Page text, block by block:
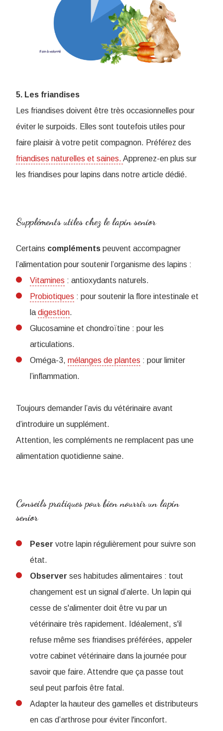
5. Les friandises
Les friandises doivent être très occasionnelles pour
éviter le surpoids. Elles sont toutefois utiles pour
faire plaisir à votre petit compagnon. Préférez des
friandises naturelles et saines. Apprenez-en plus sur
les friandises pour lapins dans notre article dédié.
Suppléments utiles chez le lapin senior
Certains compléments peuvent accompagner
l’alimentation pour soutenir l’organisme des lapins :
Vitamines : antioxydants naturels.
Probiotiques : pour soutenir la flore intestinale et
la digestion.
Glucosamine et chondroïtine : pour les
articulations.
Oméga-3, mélanges de plantes : pour limiter
l’inflammation.
Toujours demander l’avis du vétérinaire avant
d’introduire un supplément.
Attention, les compléments ne remplacent pas une
alimentation quotidienne saine.
Conseils pratiques pour bien nourrir un lapin
senior
Peser votre lapin régulièrement pour suivre son
état.
Observer ses habitudes alimentaires : tout
changement est un signal d’alerte. Un lapin qui
cesse de s'alimenter doit être vu par un
vétérinaire très rapidement. Idéalement, s'il
refuse même ses friandises préférées, appeler
votre cabinet vétérinaire dans la journée pour
savoir que faire. Attendre que ça passe tout
seul peut parfois être fatal.
Adapter la hauteur des gamelles et distributeurs
en cas d’arthrose pour éviter l'inconfort.